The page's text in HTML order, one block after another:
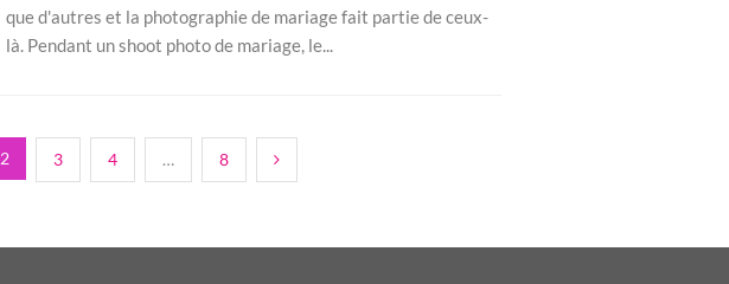
que d'autres et la photographie de mariage fait partie de ceux-
là. Pendant un shoot photo de mariage, le...
2 3 4 … 8